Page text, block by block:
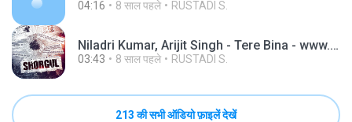
04:16 8 साल पहले RUSTADI S.
Niladri Kumar, Arijit Singh - Tere Bina - www.mp3
03:43 8 साल पहले RUSTADI S.
213 की सभी ऑडियो फ़ाइलें देखें